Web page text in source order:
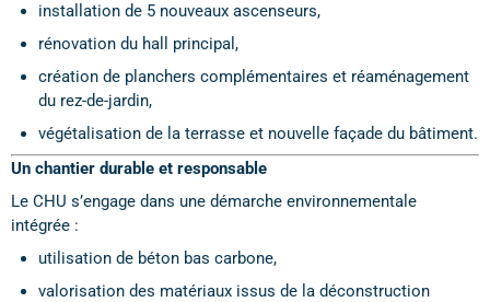
installation de 5 nouveaux ascenseurs,
rénovation du hall principal,
création de planchers complémentaires et réaménagement
du rez-de-jardin,
végétalisation de la terrasse et nouvelle façade du bâtiment.
Un chantier durable et responsable
Le CHU s’engage dans une démarche environnementale
intégrée :
utilisation de béton bas carbone,
valorisation des matériaux issus de la déconstruction